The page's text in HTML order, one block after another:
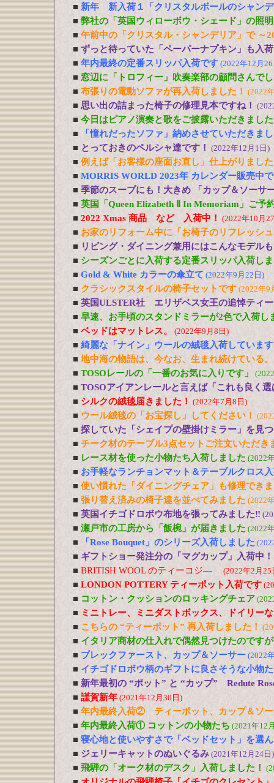
■ 新年 新入荷１「クリスタルボールのシャン
■ 弊社の「英国ウィローボウ・シェード」の照
■ 午前中の「クリスタル・シャンデリア」で ～
■ ずっと待っていた「ペーパーナプキン」も入
■ 年内最終の定番スリッパ入荷です (2022年12月
■ 窓辺に「トロフィー」吹奏楽部の顧問さんで
■ 布張りの電動ソファが再入荷しました！ (2022
■ 思い出の詰まった椅子の修理見本ですね！
■ 今日はピアノ演奏と歌をご披露いただきまし
■
「憧れだったソファ」納めさせていただきま
■ とっておきのペルシャ達です！ (2022年12月1日)
■ 例えば「お客様の座面お直し」仕上がりました
■ MORRIS WORLD 2023年 カレンダー販売中
■ 季節のスープにも！大きめ 「カップ＆ソーサ
■ 英国「Queen Elizabeth Ⅱ In Memoriam」ご予
■ 2022 Xmas 商品 など 入荷中！ (2022年10月
■ お家のリフォーム中に「お椅子のリフレッシ
■ リビング・ダイニング兼用にはこんなモデルも
■ シーズンごとに入荷する定番スリッパ入荷し
■ Gold & White カラーの傘立て (2022年9月22日)
■ クラシックスタイルの椅子セットです (2022年9
■ 英国ULSTER社 エリザベス女王の追悼ティ
■ 早速、お手頃のスタンドミラーが2色で入荷し
■ ベッドはマットレス。 (2022年9月8日)
■ 綺麗な「ナイン」ウールの絨毯入荷しています
■ 地中海の物語は、今なお、生まれ続けている
■ TOSOレールの「一番のお気に入りです」
■ TOSOアイアンレールと言えば「これも良く
■ シルクの絨毯届きました！ (2022年7月8日)
■ ウール絨毯の「お宝探し」してください！
■ 探していた「シェイプの壁掛けミラー」を見
■ チーク材のテーブル3点セットご注文いただき
■ レース材を使った小物たち入荷しました (2022
■ お手軽なランチョンマット＆テーブルクロス
■ 使い慣れた「ダイニングチェア」も修理でき
■ 張り替え済みの椅子達を並べてみました (2022
■ 英国イチゴドロボウ布地を張ってみました‼
■ 瀬戸市の工房から「飯椀」が届きました (2022
■ 「Rose Bouquet」のシリーズ入荷しました
■ ギフトショー発注分の「マグカップ」入荷中！
■ BRITISH WOOL のティーコジ― (2022年2月25
■ LONDON POTTERY ティーポット入荷です
■ コットン・クッションのロッキングチェア
■ ミニトレー、ミニダストボックス、ドイリー
■ こちらの “ティーポット” 再入荷しました！
■ イタリア商材の仕入れで偶然見つけたのです
■ ブレックファースト、カップ＆ソーサー (2022
■ イチゴドロボウ柄のギフトに良さそうな小物
■ 新年最初の “ポット” と “カップ” Redute
■ 謹賀新年 (2021年12月30日)
■ 年内最終入荷② ティーポット、カップ＆ソー
■ 年内最終入荷① コットンの小物たち (2021年12
■ 寝心地と使いやすさで「ベッドセット」を選
■ ジェリーキャットのぬいぐるみ (2021年12月24日)
■ 飛騨の「オーク材のデスク」入荷しました！